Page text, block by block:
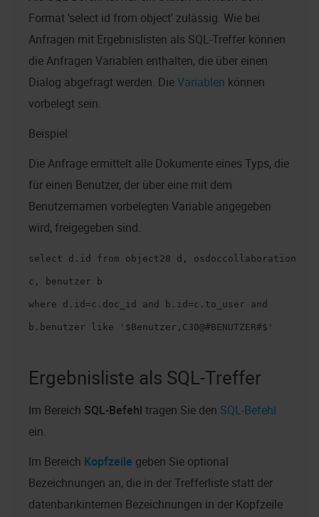
Format 'select id from object' zulässig. Wie bei
Anfragen mit Ergebnislisten als SQL-Treffer können
die Anfragen Variablen enthalten, die über einen
Dialog abgefragt werden. DieVariablen können
vorbelegt sein.
Beispiel:
Die Anfrage ermittelt alle Dokumente eines Typs, die
für einen Benutzer, der über eine mit dem
Benutzernamen vorbelegten Variable angegeben
wird, freigegeben sind.
select d.id from object28 d, osdoccollaboration
c, benutzer b
where d.id=c.doc_id and b.id=c.to_user and
b.benutzer like '$Benutzer,C30@#BENUTZER#$'
Ergebnisliste als SQL-Treffer
Im Bereich SQL-Befehl tragen Sie den SQL-Befehl
ein.
Im Bereich Kopfzeile geben Sie optional
Bezeichnungen an, die in der Trefferliste statt der
datenbankinternen Bezeichnungen in der Kopfzeile